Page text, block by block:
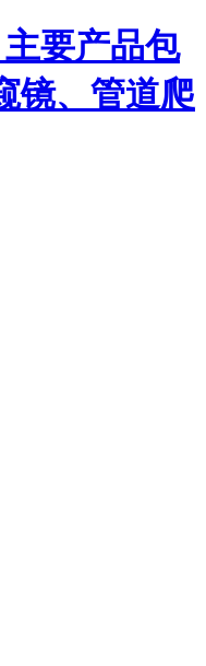
要产品包
镜、管道爬